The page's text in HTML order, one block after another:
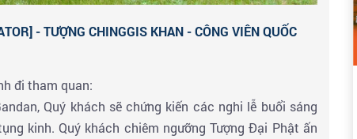
- TƯỢNG CHINGGIS KHAN - CÔNG VIÊN QUỐC
đi tham quan:
Quý khách sẽ chứng kiến các nghi lễ buổi sáng
kinh. Quý khách chiêm ngưỡng Tượng Đại Phật ấn